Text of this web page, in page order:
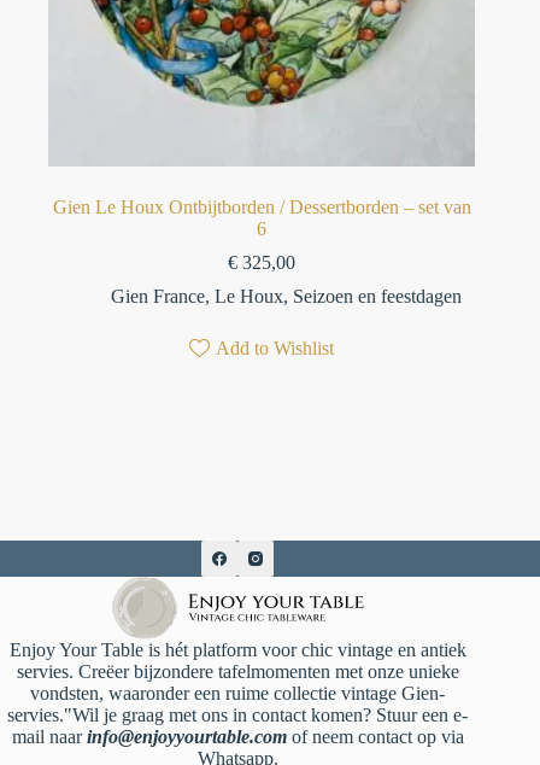
Gien Le Houx Ontbijtborden / Dessertborden – set van
6
€ 325,00
Gien France, Le Houx, Seizoen en feestdagen
Add to Wishlist
Enjoy Your Table is hét platform voor chic vintage en antiek
servies. Creëer bijzondere tafelmomenten met onze unieke
vondsten, waaronder een ruime collectie vintage Gien-
servies."Wil je graag met ons in contact komen? Stuur een e-
mail naarinfo@enjoyyourtable.comof neem contact op via
Whatsapp.